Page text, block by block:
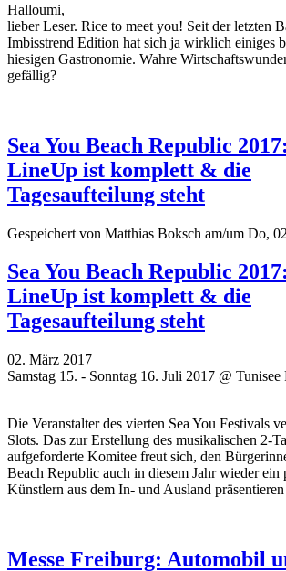
Halloumi,
lieber Leser. Rice to meet you! Seit der letzten
Imbisstrend Edition hat sich ja wirklich einiges
hiesigen Gastronomie. Wahre
gefällig?
Sea You Beach Republic
LineUp ist komplett & die
Tagesaufteilung steht
Gespeichert von Matthias Boksch am/um Do,
Sea You Beach Republic
LineUp ist komplett & die
Tagesaufteilung steht
02. März 2017
Samstag 15. - Sonntag 16. Juli 2017 @ Tunisee
Die Veranstalter des vierten Sea You Festivals
Slots. Das zur Erstellung des musikalischen 2-
aufgeforderte Komitee freut sich, den
Beach Republic auch in diesem Jahr wieder ein
Künstlern aus dem In- und Ausland
Messe Freiburg: Automobil